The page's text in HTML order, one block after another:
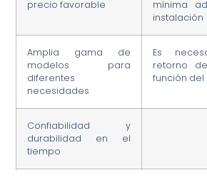
precio favorable
mínima
instalación
Amplia gama de
modelos para
diferentes
necesidades
Es
retorno
función
Confiabilidad y
durabilidad en el
tiempo